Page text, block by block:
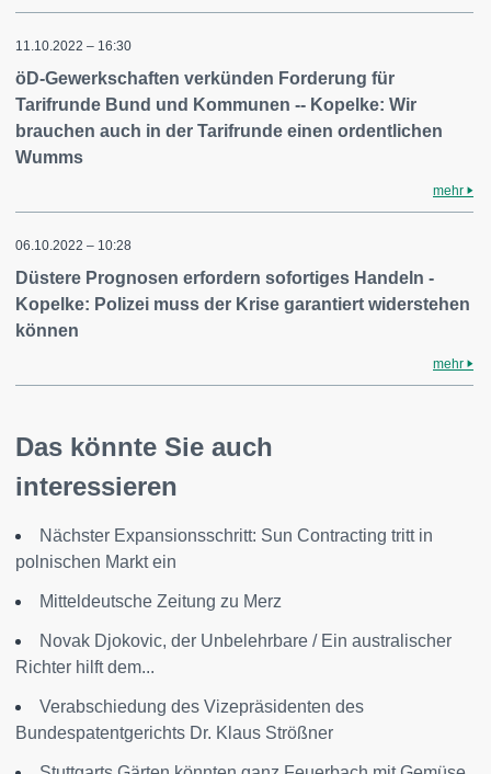
11.10.2022 – 16:30
öD-Gewerkschaften verkünden Forderung für
Tarifrunde Bund und Kommunen -- Kopelke: Wir
brauchen auch in der Tarifrunde einen ordentlichen
Wumms
mehr
06.10.2022 – 10:28
Düstere Prognosen erfordern sofortiges Handeln -
Kopelke: Polizei muss der Krise garantiert widerstehen
können
mehr
Das könnte Sie auch
interessieren
Nächster Expansionsschritt: Sun Contracting tritt in
polnischen Markt ein
Mitteldeutsche Zeitung zu Merz
Novak Djokovic, der Unbelehrbare / Ein australischer
Richter hilft dem...
Verabschiedung des Vizepräsidenten des
Bundespatentgerichts Dr. Klaus Strößner